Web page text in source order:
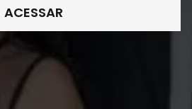
ACESSAR